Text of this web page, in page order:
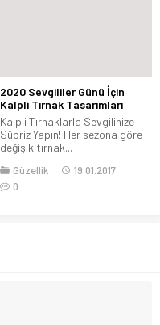
2020 Sevgililer Günü İçin
Kalpli Tırnak Tasarımları
Kalpli Tırnaklarla Sevgilinize
Süpriz Yapın! Her sezona göre
değişik tırnak...
Güzellik
19.01.2017
0